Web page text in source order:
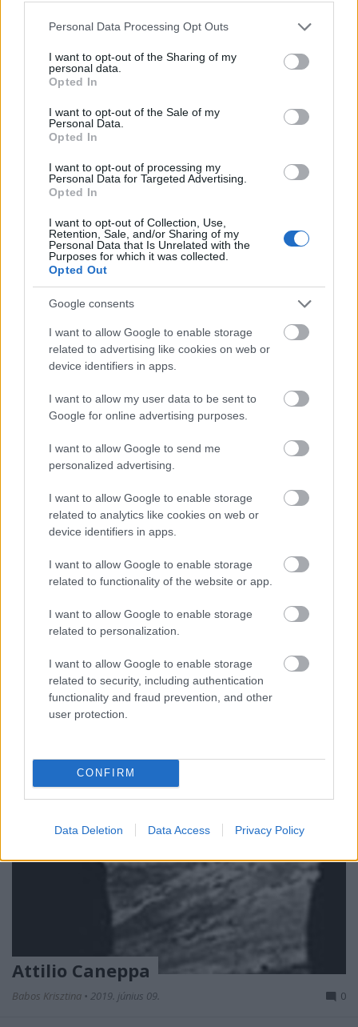
Please note that this website/app uses one or more Google
not limited to your visit or usage behaviour. You may click to
grant or deny consent to Google and its third-party tags to
use your data for below specified purposes in below Google
consent section.
Personal Data Processing Opt Outs
I want to opt-out of the Sharing of my
personal data.
Opted In
I want to opt-out of the Sale of my
Personal Data.
Opted In
I want to opt-out of processing my
Personal Data for Targeted Advertising.
Opted In
I want to opt-out of Collection, Use,
Retention, Sale, and/or Sharing of my
Personal Data that Is Unrelated with the
Purposes for which it was collected.
Opted Out
Google consents
I want to allow Google to enable storage
related to advertising like cookies on web or
device identifiers in apps.
I want to allow my user data to be sent to
Google for online advertising purposes.
I want to allow Google to send me
personalized advertising.
I want to allow Google to enable storage
related to analytics like cookies on web or
device identifiers in apps.
I want to allow Google to enable storage
related to functionality of the website or app.
I want to allow Google to enable storage
related to personalization.
I want to allow Google to enable storage
related to security, including authentication
functionality and fraud prevention, and other
user protection.
CONFIRM
Data Deletion Data Access Privacy Policy
„Betipeg a szerkesztőségbe a
hívatlan Mozsnyo…”
ForgácsMárton •2019. július 15.
László József emlékirata az akmolinszki
hadifogságból – 22. Egy-egy fogoly szabályszegése,
szabadságára kihatással volt. Így Akmolinszkban is
szigorodnak a kijárási feltételek, az asszonyok
foglyok által…
Caneppa Attilio
Babos Krisztina •2019. június 09.
italiano Történet pünkösdre Az első világháború
kivitelben keletkeztek a fronton vagy a hátországban
a különféle katonai alakulatok, a hadifogságban
szerkesztett újság volt A Négyes Honvédek Háborús
Lapja…
Attilio Caneppa
Babos Krisztina • 2019. június 09. 0